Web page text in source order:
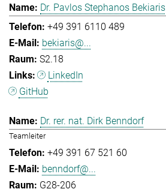
Dr. Pavlos Stephanos Bekiaris
+49 391 6110 489
bekiaris@...
S2.18
LinkedIn
GitHub
Dr. rer. nat. Dirk Benndorf
Teamleiter
+49 391 67 521 60
benndorf@...
G28-206